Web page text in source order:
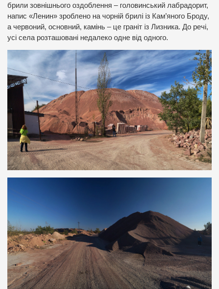
брили зовнішнього оздоблення – головинський лабрадорит,
напис «Ленин» зроблено на чорній брилі із Кам’яного Броду,
а червоний, основний, камінь – це граніт із Лизника. До речі,
усі села розташовані недалеко одне від одного.